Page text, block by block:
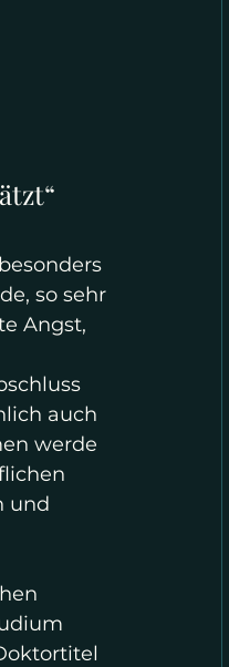
so sehr
Angst,
auch
werde
und